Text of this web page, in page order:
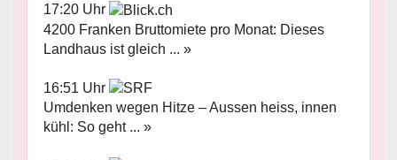
17:20 Uhr
4200 Franken Bruttomiete pro Monat: Dieses
Landhaus ist gleich ... »
16:51 Uhr
Umdenken wegen Hitze – Aussen heiss, innen
kühl: So geht ... »